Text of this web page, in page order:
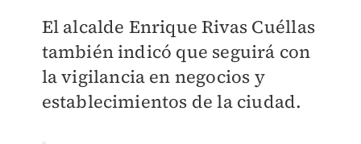
El alcalde Enrique Rivas Cuéllas
también indicó que seguirá con
la vigilancia en negocios y
establecimientos de la ciudad.